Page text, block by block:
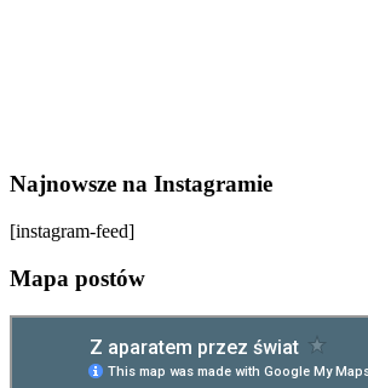
Najnowsze na Instagramie
[instagram-feed]
Mapa postów